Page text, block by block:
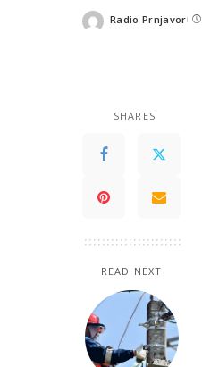
Posted
Radio Prnjavor
SHARES
READ NEXT